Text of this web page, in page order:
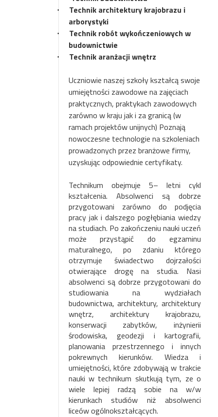
·
Technik architektury krajobrazu i
arborystyki
·
Technik robót wykończeniowych w
budownictwie
·
Technik aranżacji wnętrz
Uczniowie naszej szkoły kształcą swoje
umiejętności zawodowe na zajęciach
praktycznych, praktykach zawodowych
zarówno w kraju jak i za granicą (w
ramach projektów unijnych) Poznają
nowoczesne technologie na szkoleniach
prowadzonych przez branżowe firmy,
uzyskując odpowiednie certyfikaty.
Technikum obejmuje 5– letni cykl
kształcenia. Absolwenci są dobrze
przygotowani zarówno do podjęcia
pracy jak i dalszego pogłębiania wiedzy
na studiach. Po zakończeniu nauki uczeń
może przystąpić do egzaminu
maturalnego, po zdaniu którego
otrzymuje świadectwo dojrzałości
otwierające drogę na studia. Nasi
absolwenci są dobrze przygotowani do
studiowania na wydziałach
budownictwa, architektury, architektury
wnętrz, architektury krajobrazu,
konserwacji zabytków, inżynierii
środowiska,
geodezji i kartografii,
planowania przestrzennego i innych
pokrewnych kierunków. Wiedza i
umiejętności, które zdobywają w trakcie
nauki w technikum skutkują tym, ze o
wiele lepiej radzą sobie na w/w
kierunkach studiów niż absolwenci
liceów ogólnokształcących.